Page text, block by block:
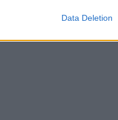
Data Deletion